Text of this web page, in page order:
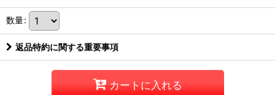
数量:
返品特約に関する重要事項
カートに入れる